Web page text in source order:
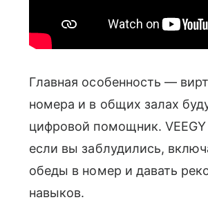
Главная особенность —
номера и в общих залах
цифровой помощник.
если вы заблудились,
обеды в номер и давать
навыков.